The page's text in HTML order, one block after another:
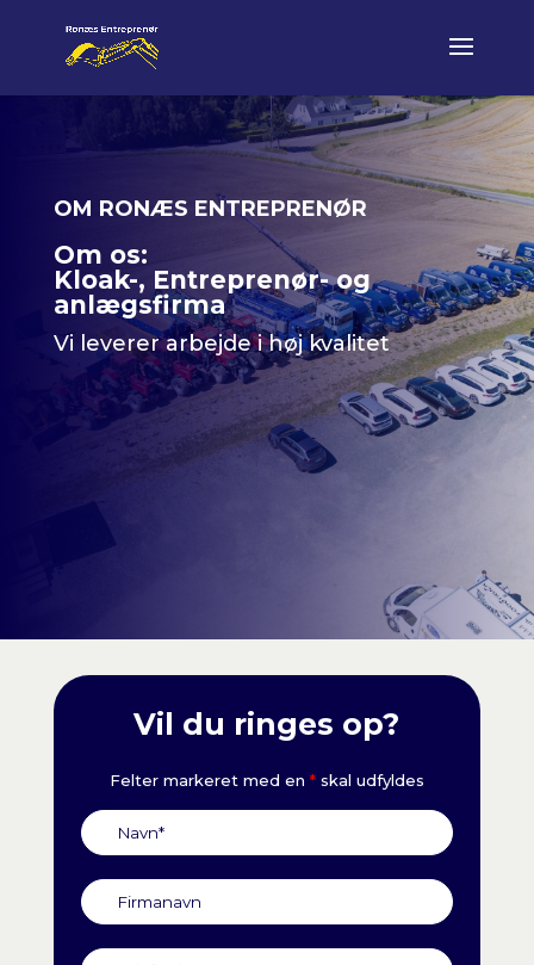
OM RONÆS ENTREPRENØR
Om os:
Kloak-, Entreprenør- og
anlægsfirma
Vi leverer arbejde i høj kvalitet
Vil du ringes op?
Felter markeret med en *skal udfyldes